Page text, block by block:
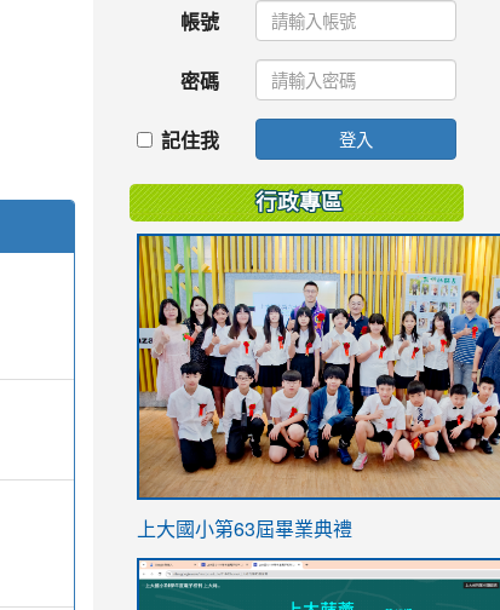
帳號
密碼
記住我 登入
行政專區
link
https://sites.google.com/stes.tyc.edu.tw/
上大國小第63屆畢業典禮
link